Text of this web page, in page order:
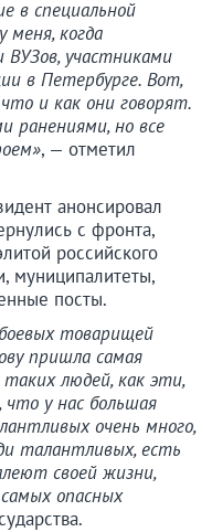
в специальной
меня, когда
ВУЗов, участниками
в Петербурге. Вот,
и как они говорят.
ранениями, но все
, — отметил
анонсировал
с фронта,
российского
муниципалитеты,
посты.
товарищей
пришла самая
людей, как эти,
что у нас большая
очень много,
талантливых, есть
своей жизни,
опасных